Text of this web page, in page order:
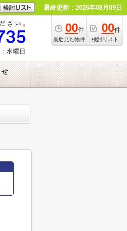
最終更新：2026年08月09日
00件
最近見た物件
00件
検討リスト
水曜日